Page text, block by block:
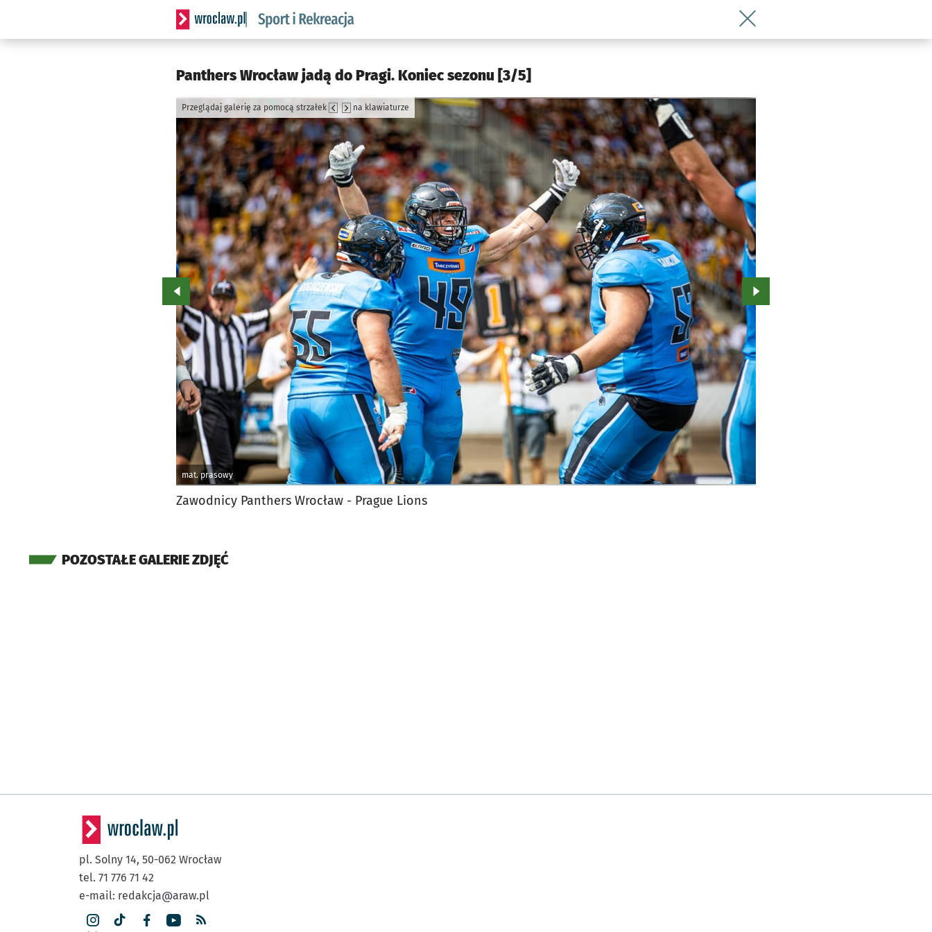
Serwis informacyjny wroclaw.pl podserwis: Sport i rekreacja
Wróć do artykułu Panthers Wrocław
Panthers Wrocław jadą do Pragi. Koniec sezonu [3/5]
mat. prasowy
Przeglądaj galerię za pomocą strzałek na klawiaturze
Przejdź do poprzedniego zdjęcia. Przejdź do kolejnego zdjęcia.
Zawodnicy Panthers Wrocław - Prague Lions
POZOSTAŁE GALERIE ZDJĘĆ
pl. Solny 14, 50-062 Wrocław
tel. 71 776 71 42
e-mail: redakcja@araw.pl